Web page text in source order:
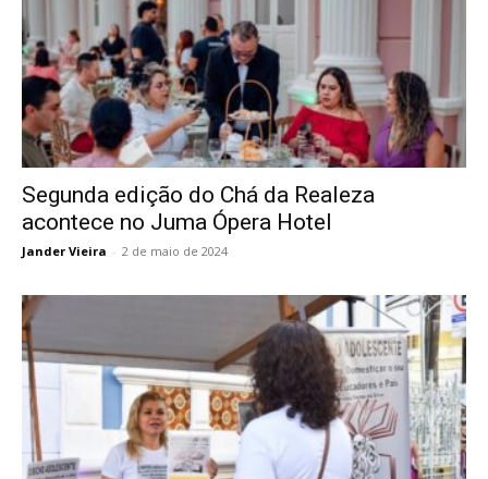
Segunda edição do Chá da Realeza
acontece no Juma Ópera Hotel
Jander Vieira - 2 de maio de 2024